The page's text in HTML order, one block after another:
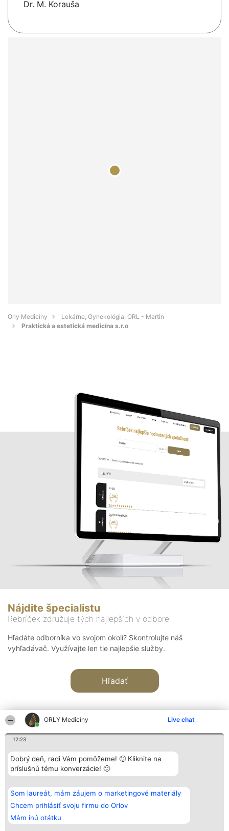
ORLY Medicíny Live chat
12:23
Dobrý deň, radi Vám pomôžeme! 🙂 Kliknite na
príslušnú tému konverzácie! 🙂
Som laureát, mám záujem o marketingové materiály
Chcem prihlásiť svoju firmu do Orlov
Mám inú otátku
Dr. M. Korauša
Orly Medicíny
Lekárne, Gynekológia, ORL - Martin
Praktická a estetická medicína s.r.o
Nájdite špecialistu
Rebríček združuje tých najlepších v odbore
Hľadáte odborníka vo svojom okolí? Skontrolujte náš
vyhľadávač. Využívajte len tie najlepšie služby.
Hľadať
Organizátor hodnotenia
Bright Side Solutions sp. z o.
o. sp. k.
Wrocław 50-079
KRS 0000749100 | Regon
381313360 | NIP 8943132676
+48 508 492 400
Hodnotenie
Laureáti
Lista
Laureatów
Podmienky
Obchodné
podmienky
ochrany
Kontakt
Kontakt